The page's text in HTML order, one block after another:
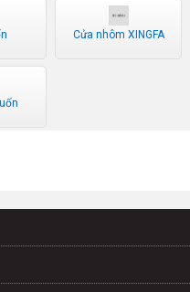
Cửa nhôm XINGFA